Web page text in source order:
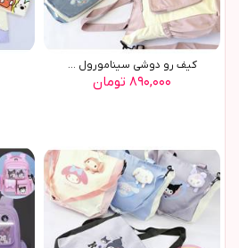
کیف رو دوشی سینامورول ...
۸۹۰,۰۰۰ تومان